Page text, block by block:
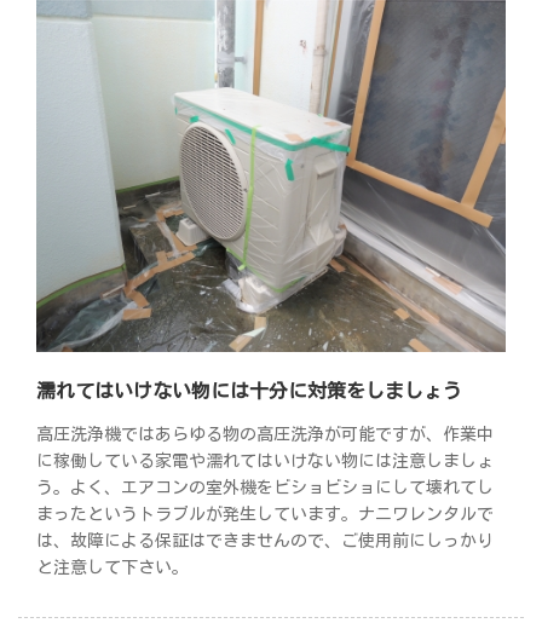
濡れてはいけない物には十分に対策をしましょう
高圧洗浄機ではあらゆる物の高圧洗浄が可能ですが、作業中
に稼働している家電や濡れてはいけない物には注意しましょ
う。よく、エアコンの室外機をビショビショにして壊れてし
まったというトラブルが発生しています。ナニワレンタルで
は、故障による保証はできませんので、ご使用前にしっかり
と注意して下さい。